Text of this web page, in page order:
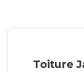
Toiture